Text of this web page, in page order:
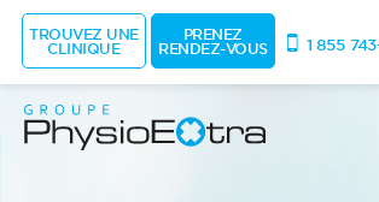
TROUVEZ UNE
CLINIQUE
PRENEZ
RENDEZ-VOUS 1 855